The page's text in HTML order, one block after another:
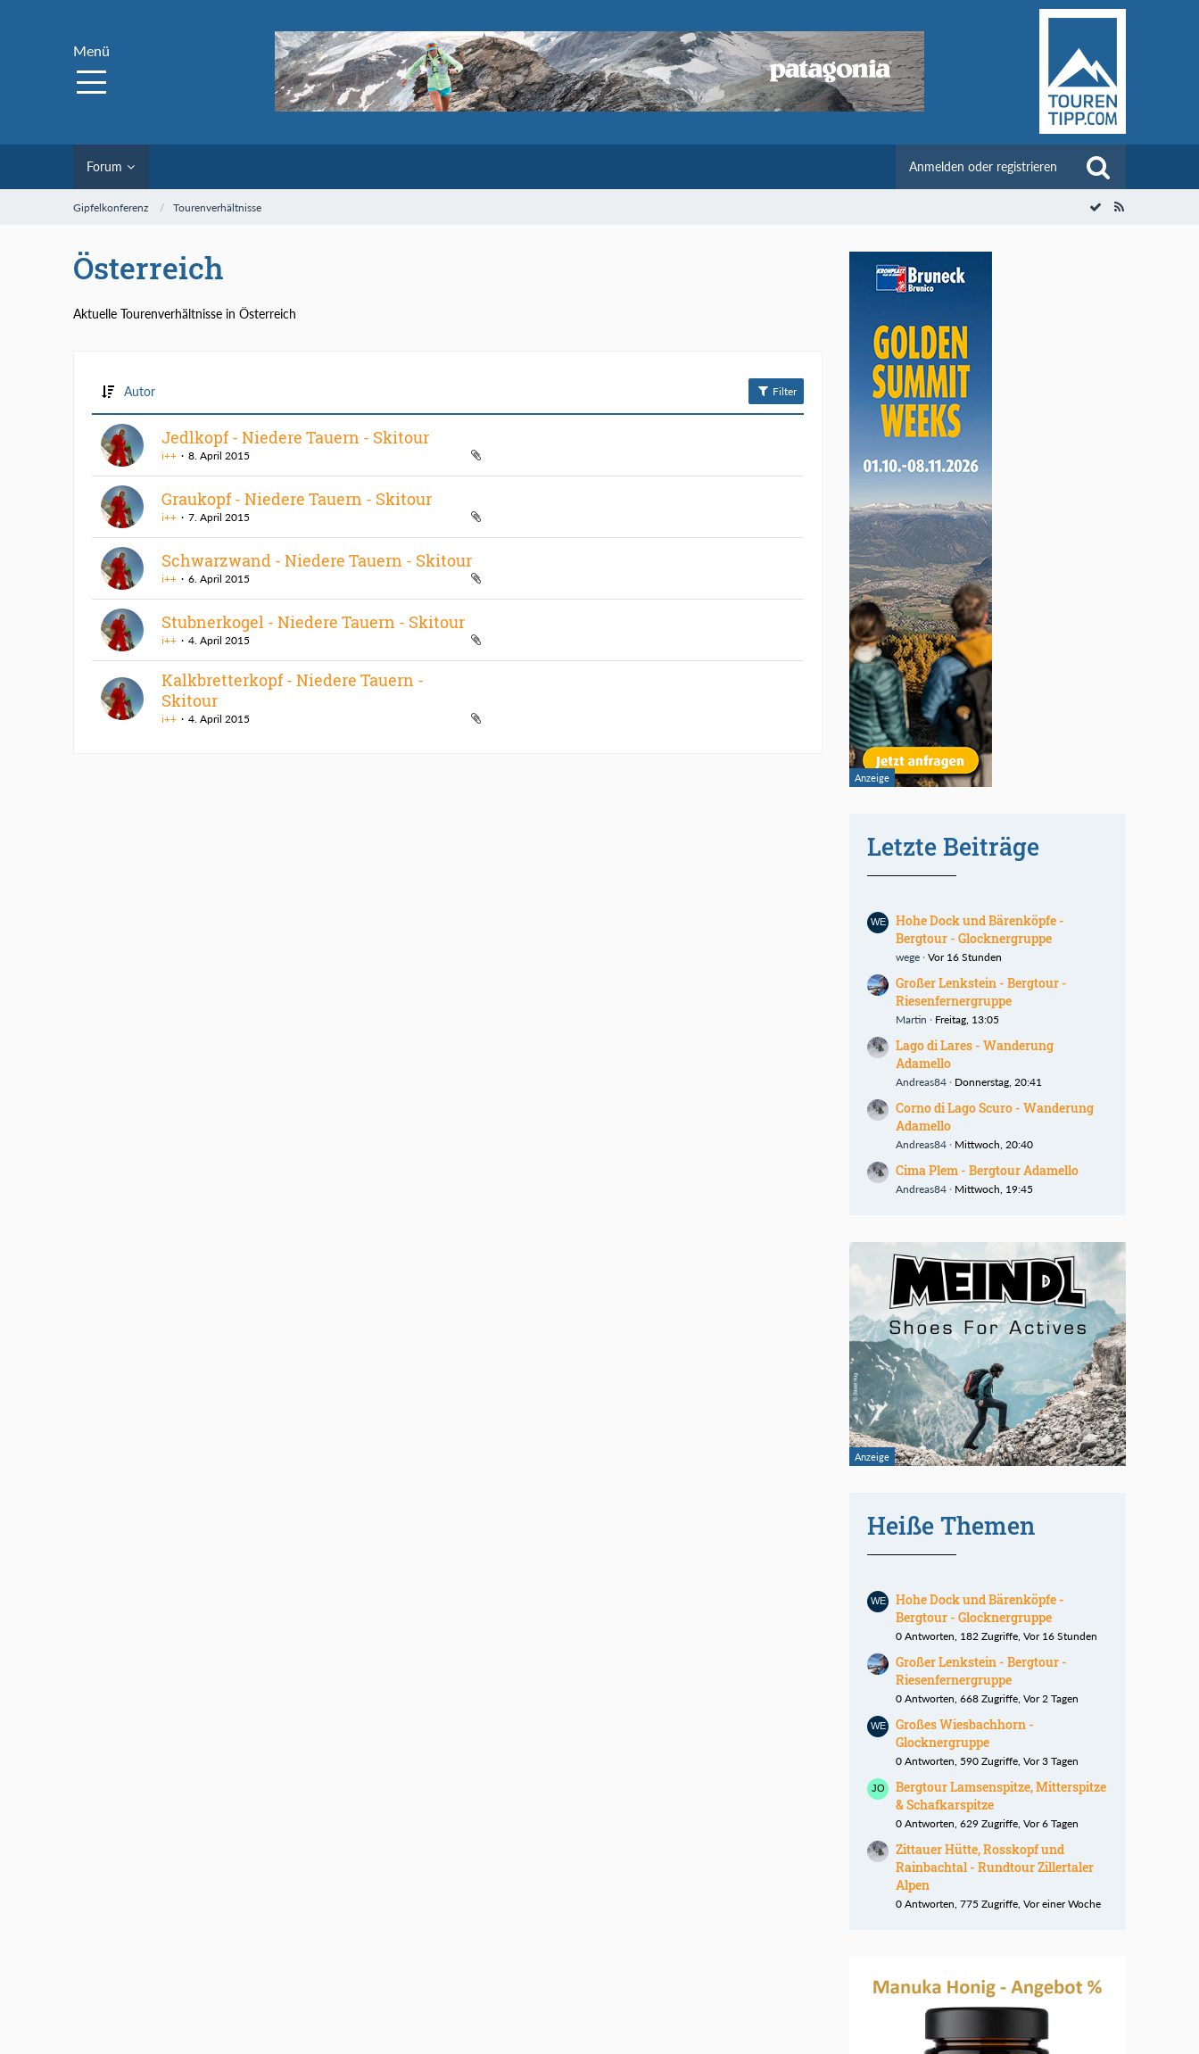
Menü
Forum Anmelden oder registrieren
Gipfelkonferenz Tourenverhältnisse
Österreich
Aktuelle Tourenverhältnisse in Österreich
Autor Filter
Jedlkopf - Niedere Tauern - Skitour
i++ 8. April 2015
Graukopf - Niedere Tauern - Skitour
i++ 7. April 2015
Schwarzwand - Niedere Tauern - Skitour
i++ 6. April 2015
Stubnerkogel - Niedere Tauern - Skitour
i++ 4. April 2015
Kalkbretterkopf - Niedere Tauern -
Skitour
i++ 4. April 2015
Letzte Beiträge
Hohe Dock und Bärenköpfe -
Bergtour - Glocknergruppe
wege Vor 16 Stunden
Großer Lenkstein - Bergtour -
Riesenfernergruppe
Martin Freitag, 13:05
Lago di Lares - Wanderung
Adamello
Andreas84 Donnerstag, 20:41
Corno di Lago Scuro - Wanderung
Adamello
Andreas84 Mittwoch, 20:40
Cima Plem - Bergtour Adamello
Andreas84 Mittwoch, 19:45
Heiße Themen
Hohe Dock und Bärenköpfe -
Bergtour - Glocknergruppe
0 Antworten, 182 Zugriffe, Vor 16 Stunden
Großer Lenkstein - Bergtour -
Riesenfernergruppe
0 Antworten, 668 Zugriffe, Vor 2 Tagen
Großes Wiesbachhorn -
Glocknergruppe
0 Antworten, 590 Zugriffe, Vor 3 Tagen
Bergtour Lamsenspitze, Mitterspitze
& Schafkarspitze
0 Antworten, 629 Zugriffe, Vor 6 Tagen
Zittauer Hütte, Rosskopf und
Rainbachtal - Rundtour Zillertaler
Alpen
0 Antworten, 775 Zugriffe, Vor einer Woche